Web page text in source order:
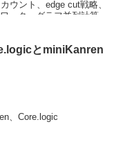
ウント、edge cut戦略、
ーク、グラフ並列計算
とminiKanren
、Core.logic